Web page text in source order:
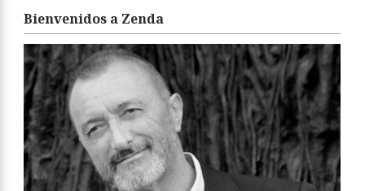
Bienvenidos a Zenda